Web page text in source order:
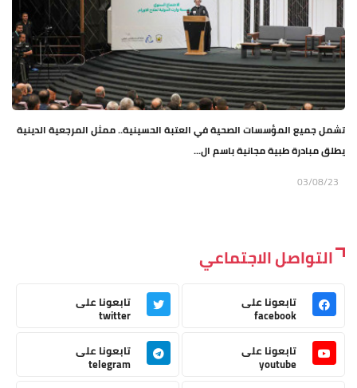
تشمل جميع المؤسسات الصحية في العتبة الحسينية.. ممثل المرجعية الدينية
يطلق مبادرة طبية مجانية باسم ال...
03/08/23
التواصل الاجتماعي
تابعونا على
facebook
تابعونا على
twitter
تابعونا على
youtube
تابعونا على
telegram